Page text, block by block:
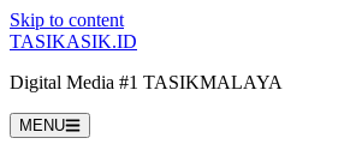
Skip to content
TASIKASIK.ID
Digital Media #1 TASIKMALAYA
MENU